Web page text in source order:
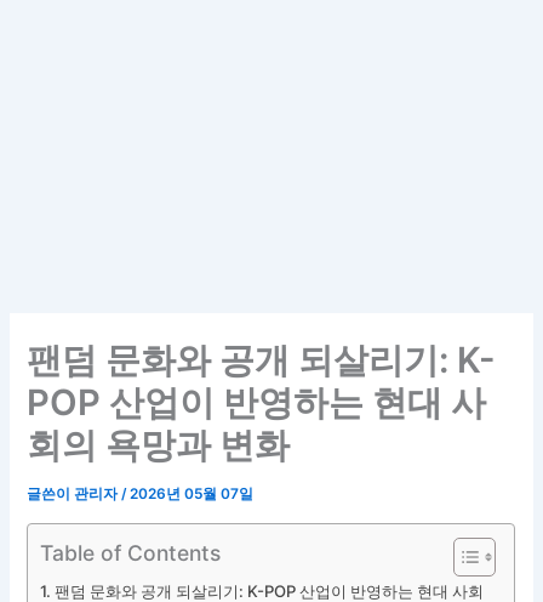
팬덤 문화와 공개 되살리기: K-
POP 산업이 반영하는 현대 사
회의 욕망과 변화
글쓴이관리자/2026년 05월 07일
Table of Contents
팬덤 문화와 공개 되살리기: K-POP 산업이 반영하는 현대 사회